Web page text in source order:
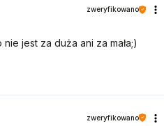
zweryfikowano
jest za duża ani za mała;)
zweryfikowano